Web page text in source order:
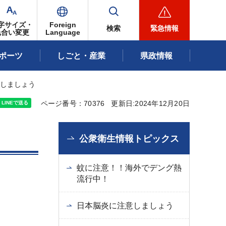
サイズ・
い変更
Foreign
Language
検索 緊急情報
ーツ しごと・産業 県政情報
ましょう
ページ番号：70376 更新日:2024年12月20日
公衆衛生情報トピックス
蚊に注意！！海外でデング熱
流行中！
日本脳炎に注意しましょう